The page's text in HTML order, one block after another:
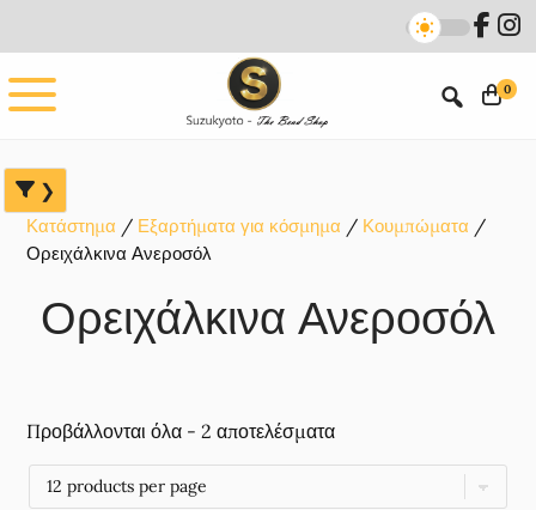
main
content
primary
sidebar
footer
0
Κατάστημα Εξαρτήματα για κόσμημα
Κουμπώματα
Ορειχάλκινα Ανεροσόλ
Ορειχάλκινα Ανεροσόλ
Προβάλλονται όλα - 2 αποτελέσματα